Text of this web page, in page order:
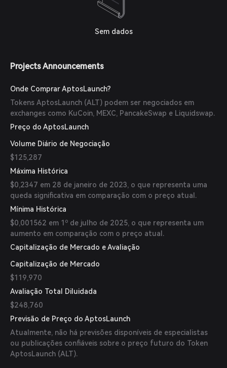
Sem dados
Projects Announcements
Onde Comprar AptosLaunch?
Tokens AptosLaunch (ALT) podem ser negociados em
exchanges como KuCoin, MEXC, PancakeSwap e Liquidswap.
Preço do AptosLaunch
Volume Diário de Negociação
$125,287
Máxima Histórica
$0,2347 em 28 de janeiro de 2023, o que representa uma
queda significativa em comparação com o preço atual.
Mínima Histórica
$0,001562 em 1º de julho de 2025, o que representa um
aumento em comparação com o preço atual.
Capitalização de Mercado e Avaliação
Capitalização de Mercado
$119,970
Avaliação Total Diluidada
$248,760
Previsão de Preço do AptosLaunch
Atualmente, não há previsões disponíveis de especialistas
ou publicações confiáveis sobre o preço futuro do Token
AptosLaunch (ALT).